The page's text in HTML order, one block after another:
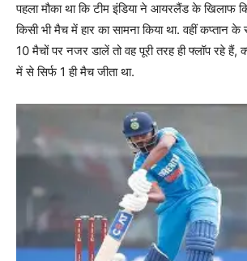
पहला मौका था कि टीम इंडिया ने आयरलैंड के खिलाफ
किसी भी मैच में हार का सामना किया था. वहीं कप्तान
10 मैचों पर नजर डालें तो वह पूरी तरह ही फ्लॉप रहे हैं,
में से सिर्फ 1 ही मैच जीता था.